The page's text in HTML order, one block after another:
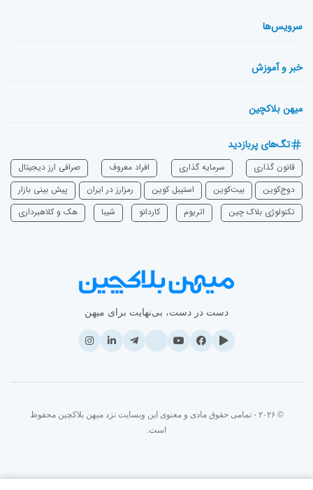
سرویس‌ها
خبر و آموزش
میهن بلاکچین
تگ‌های پربازدید
قانون گذاری سرمایه‌ گذاری افراد معروف
صرافی ارز دیجیتال
دوج‌کوین
بیت‌کوین استیبل کوین رمزارز در ایران
پیش بینی بازار
تکنولوژی بلاک چین
اتریوم ‌کاردانو شیبا هک و کلاهبرداری
دست در دست، بی‌نهایت برای میهن
© ۲۰۲۶ - تمامی حقوق مادی و معنوی این وبسایت نزد میهن بلاکچین محفوظ
است.